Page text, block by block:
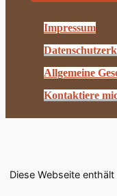
Impressum
Allgemeine
Kontaktiere
Diese Webseite